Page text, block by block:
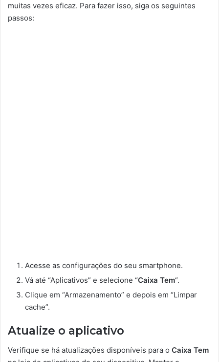
muitas vezes eficaz. Para fazer isso, siga os seguintes
passos:
Acesse as configurações do seu smartphone.
Vá até “Aplicativos” e selecione “Caixa Tem“.
Clique em “Armazenamento” e depois em “Limpar
cache”.
Atualize o aplicativo
Verifique se há atualizações disponíveis para o Caixa Tem